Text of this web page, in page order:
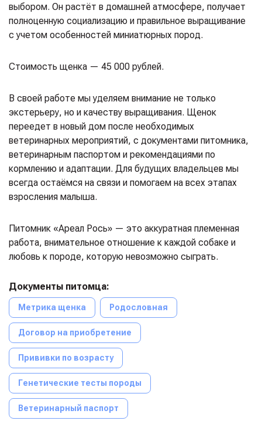
выбором. Он растёт в домашней атмосфере, получает
полноценную социализацию и правильное выращивание
с учетом особенностей миниатюрных пород.
Стоимость щенка — 45 000 рублей.
В своей работе мы уделяем внимание не только
экстерьеру, но и качеству выращивания. Щенок
переедет в новый дом после необходимых
ветеринарных мероприятий, с документами питомника,
ветеринарным паспортом и рекомендациями по
кормлению и адаптации. Для будущих владельцев мы
всегда остаёмся на связи и помогаем на всех этапах
взросления малыша.
Питомник «Ареал Рось» — это аккуратная племенная
работа, внимательное отношение к каждой собаке и
любовь к породе, которую невозможно сыграть.
Документы питомца:
Метрика щенка Родословная
Договор на приобретение
Прививки по возрасту
Генетические тесты породы
Ветеринарный паспорт